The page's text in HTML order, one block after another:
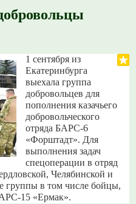
1 сентября из
Екатеринбурга
выехала группа
добровольцев для
пополнения казачьего
добровольческого
отряда БАРС-6
«Форштадт». Для
выполнения задач
спецоперации в отряд
Челябинской и
группы в том числе бойцы,
15 «Ермак».